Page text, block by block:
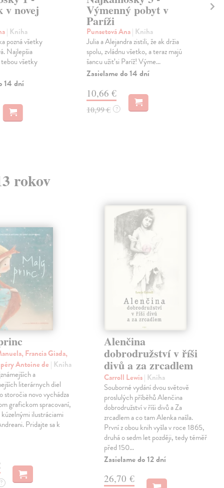
v novej
| Kniha
pozná všetky
Najlepšia
všetky
14 dní
Výmenný pobyt v
Paríži
Punsetová Ana| Kniha
Julia a Alejandra zistili, že ak držia
spolu, zvládnu všetko, a teraz majú
šancu užiť si Paríž! Výme...
Zasielame do 14 dní
10,66 €
10,99 € ?
rokov
Francia Giada,
Antoine de | Kniha
a
literárnych diel
storočia novo vychádza
grafickom spracovaní,
ilustráciami
Pridajte sa k
?
Alenčina
dobrodružství v říši
divů a za zrcadlem
Carroll Lewis| Kniha
Souborné vydání dvou světově
proslulých příběhů Alenčina
dobrodružství v říši divů a Za
zrcadlem a co tam Alenka našla.
První z obou knih vyšla v roce 1865,
druhá o sedm let později, tedy téměř
před 150…
Zasielame do 12 dní
26,70 €